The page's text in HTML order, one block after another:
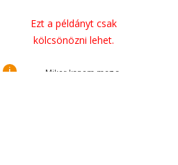
Ezt a példányt csak
kölcsönözni lehet.
i
Mikor kapom meg a